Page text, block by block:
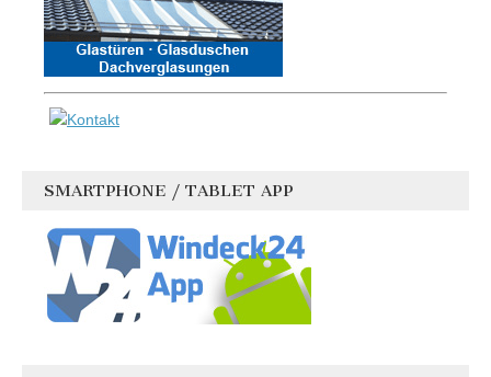
SMARTPHONE / TABLET APP